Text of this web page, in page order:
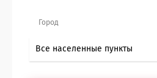
Инвестиции в недвижимость
Город